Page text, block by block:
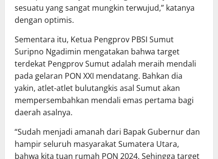
sesuatu yang sangat mungkin terwujud,” katanya
dengan optimis.
Sementara itu, Ketua Pengprov PBSI Sumut
Suripno Ngadimin mengatakan bahwa target
terdekat Pengprov Sumut adalah meraih mendali
pada gelaran PON XXI mendatang. Bahkan dia
yakin, atlet-atlet bulutangkis asal Sumut akan
mempersembahkan mendali emas pertama bagi
daerah asalnya.
“Sudah menjadi amanah dari Bapak Gubernur dan
hampir seluruh masyarakat Sumatera Utara,
bahwa kita tuan rumah PON 2024. Sehingga target